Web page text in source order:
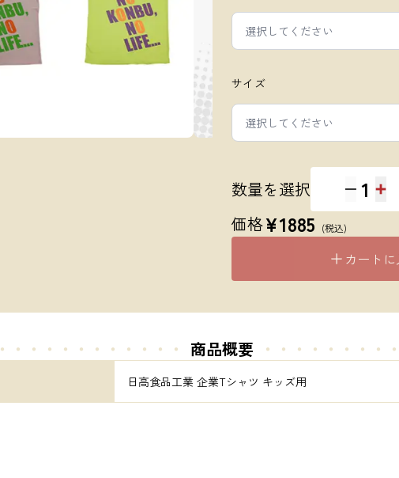
選択してください
サイズ
選択してください
数量を選択 1
価格¥1885 (税込)
カートに
・・・・・・・・・・・・ 商品概要 ・・・・・ ・・・
日高食品工業 企業Tシャツ キッズ用